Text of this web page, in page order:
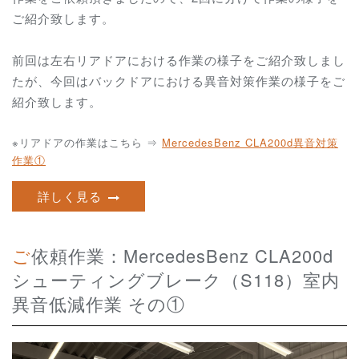
ご紹介致します。
前回は左右リアドアにおける作業の様子をご紹介致しまし
たが、今回はバックドアにおける異音対策作業の様子をご
紹介致します。
※リアドアの作業はこちら ⇒ MercedesBenz CLA200d異音対策
作業①
詳しく見る
ご依頼作業：MercedesBenz CLA200d
シューティングブレーク（S118）室内
異音低減作業 その①